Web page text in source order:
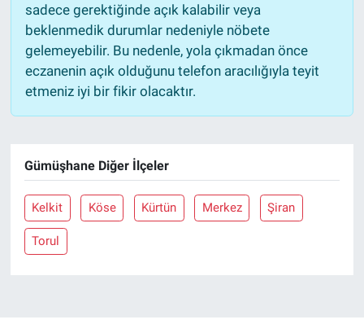
sadece gerektiğinde açık kalabilir veya
beklenmedik durumlar nedeniyle nöbete
gelemeyebilir. Bu nedenle, yola çıkmadan önce
eczanenin açık olduğunu telefon aracılığıyla teyit
etmeniz iyi bir fikir olacaktır.
Gümüşhane Diğer İlçeler
Kelkit Köse Kürtün Merkez Şiran
Torul